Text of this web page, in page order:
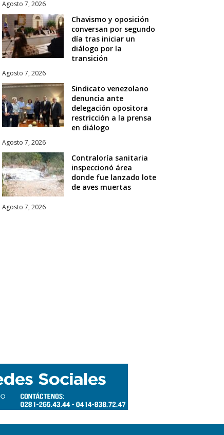
Agosto 7, 2026
Chavismo y oposición
conversan por segundo
día tras iniciar un
diálogo por la
transición
Agosto 7, 2026
Sindicato venezolano
denuncia ante
delegación opositora
restricción a la prensa
en diálogo
Agosto 7, 2026
Contraloría sanitaria
inspeccionó área
donde fue lanzado lote
de aves muertas
Agosto 7, 2026